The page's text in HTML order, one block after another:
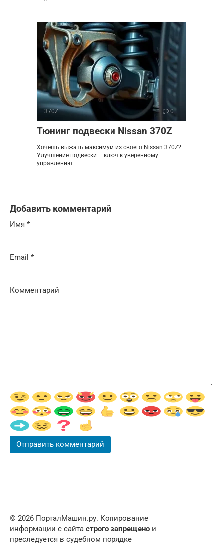
370Z 0
Тюнинг подвески Nissan 370Z
Хочешь выжать максимум из своего Nissan 370Z?
Улучшение подвески – ключ к уверенному
управлению
Добавить комментарий
Имя *
Email *
Комментарий
© 2026 ПорталМашин.ру. Копирование
информации с сайта строго запрещено и
преследуется в судебном порядке